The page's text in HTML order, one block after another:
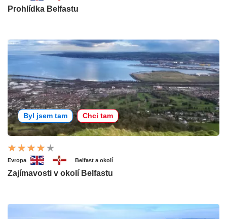
Prohlídka Belfastu
Byl jsem tam Chci tam
Evropa Belfast a okolí
Zajímavosti v okolí Belfastu